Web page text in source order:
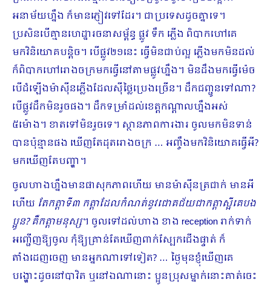
អនាម័យ​ហ្នឹង ក៏មានភ្ញៀវទៅដែរ។ ជាប្រទេសដូចគ្នាទេ។
ប្រសិនបើគ្មានហេដ្ឋារចនាសម្ព័ន្ធ ផ្លូវ ទឹក ភ្លើង ពិបាកហៅគេ
មកវិនិយោគបន្ដិច។ បើផ្លូវ២១នេះ ធ្វើមិនជាប់ល្អ ភ្លើងមកមិនដល់
ក៏ពិបាកហៅរោងចក្រមកធ្វើនៅតាមផ្លូវហ្នឹង។​ មិន​ដឹងមកធ្វើម៉េច
បើដំឡើងម៉ាស៊ីនភ្លើងដែលស៊ីថ្លៃប្រេងច្រើន។ ដឹកជញ្ជូនទៅណា?
បើផ្លូវដឹកមិនរួចផង។ ដឹកទម្រាំដល់ខេត្តកណ្ដាលហ្នឹងអស់
៥ម៉ោង។ ខាតទៅមិនរួចទេ។ ស្ថានភាពការងារ​ ចូលមកមិនទាន់
បានប៉ុន្មានផង ឃើញតែដុតរោងចក្រ … អញ្ចឹងមកវិនិយោគធ្វើអី?
មកឃើញតែបញ្ហា។
ចូលហាងហ្នឹងមានផាសុកភាពហើយ មានម៉ាស៊ីន​ត្រជាក់ មានអី
ហើយ ​ តែកត្ដាទី៣ កត្ដាដែលកំណត់នូវជោគជ័យជាកត្ដាស្អីគេបង
ប្អូន? គឺកត្ដាមនុស្ស។ ចូលទៅដល់ហាង ខាង reception រាក់ទាក់
អញ្ជើញឱ្យចូល កុំឱ្យគ្រាន់តែឃើញពាក់ស្បែកជើងផ្ទាត់ ក៏
តាំងដេញចេញ មានអ្នកណាទៅទៀត? … ថ្ងៃមុនខ្ញុំឃើញគេ
បង្ហោះដូចនៅបាវិត ឬនៅឯណានោះ ប្អូនប្រុសម្នាក់នោះគាត់ចេះ